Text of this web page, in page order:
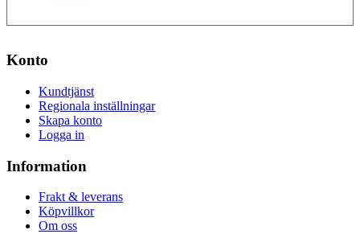
Konto
Kundtjänst
Regionala inställningar
Skapa konto
Logga in
Information
Frakt & leverans
Köpvillkor
Om oss